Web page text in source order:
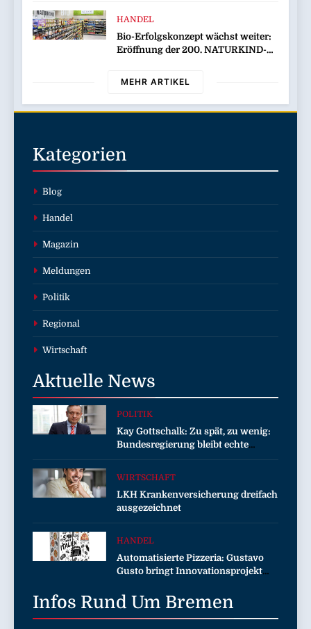
HANDEL
Bio-Erfolgskonzept wächst weiter:
Eröffnung der 200. NATURKIND-
MEHR ARTIKEL
Kategorien
Blog
Handel
Magazin
Meldungen
Politik
Regional
Wirtschaft
Aktuelle News
POLITIK
Kay Gottschalk: Zu spät, zu wenig:
Bundesregierung bleibt echte
Entlastung schuldig
WIRTSCHAFT
LKH Krankenversicherung dreifach
ausgezeichnet
HANDEL
Automatisierte Pizzeria: Gustavo
Gusto bringt Innovationsprojekt
Infos Rund Um Bremen